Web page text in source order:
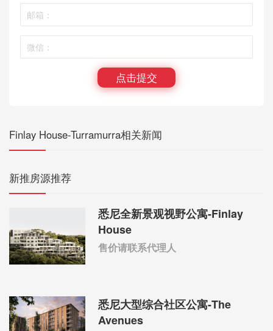
点击提交
Finlay House-Turramurra相关新闻
新推房源推荐
悉尼全新景观视野公寓-Finlay
House
售价请联系代理人
悉尼大型综合社区公寓-The
Avenues